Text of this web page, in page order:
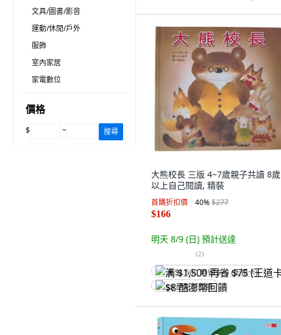
文具/圖書/影音
運動/休閒/戶外
服飾
室內家居
家電數位
價格
$ ~ 搜尋
大熊校長 三版 4~7歲親子共讀 8歲
以上自己閱讀, 精裝
首購折扣價 40%$277
$166
明天 8/9 (日) 預計送達
(2)
满 $1,500 再省 $75 (王道卡)
$8 酷澎幣回饋